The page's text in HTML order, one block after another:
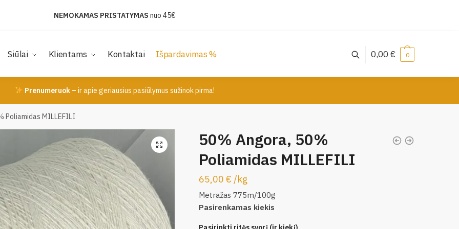
NEMOKAMAS PRISTATYMAS nuo 45€
Siūlai Klientams Kontaktai Išpardavimas % 0,00 € 0
Prenumeruok – ir apie geriausius pasiūlymus sužinok pirma!
Poliamidas MILLEFILI
50% Angora, 50%
Poliamidas MILLEFILI
65,00 € /kg
Metražas 775m/100g
Pasirenkamas kiekis